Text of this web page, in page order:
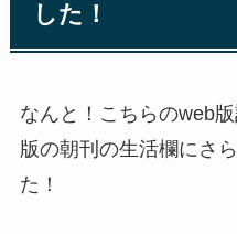
した！
なんと！こちらのweb
版の朝刊の生活欄にさ
た！